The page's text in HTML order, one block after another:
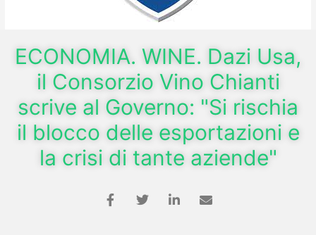
ECONOMIA. WINE. Dazi Usa,
il Consorzio Vino Chianti
scrive al Governo: "Si rischia
il blocco delle esportazioni e
la crisi di tante aziende"